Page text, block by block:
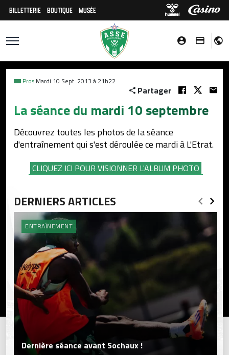
BILLETTERIE BOUTIQUE MUSÉE
Pros Mardi 10 Sept. 2013 à 21h22
Partager
La séance du mardi 10 septembre
Découvrez toutes les photos de la séance
d'entraînement qui s'est déroulée ce mardi à L'Etrat.
CLIQUEZ ICI POUR VISIONNER L'ALBUM PHOTO
DERNIERS ARTICLES
ENTRAÎNEMENT
Dernière séance avant Sochaux !